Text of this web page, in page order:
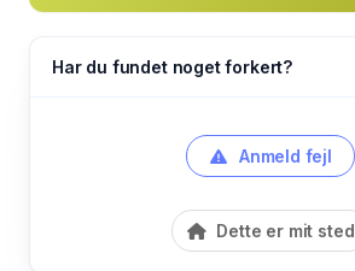
Har du fundet noget forkert?
Anmeld fejl
Dette er mit sted